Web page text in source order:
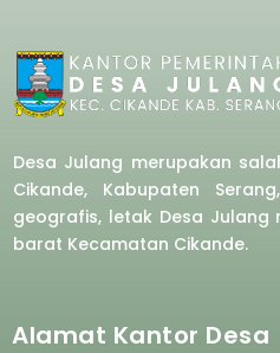
Desa Julang merupakan
Cikande, Kabupaten
geografis, letak Desa Julang
barat Kecamatan Cikande.
Alamat Kantor Desa